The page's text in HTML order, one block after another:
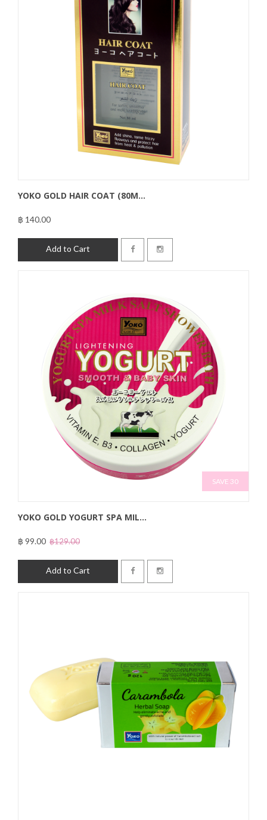
YOKO GOLD HAIR COAT (80M...
฿ 140.00
Add to Cart
SAVE 30
YOKO GOLD YOGURT SPA MIL...
฿ 99.00 ฿129.00
Add to Cart